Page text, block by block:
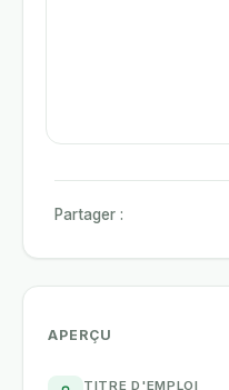
Partager :
APERÇU
TITRE D'EMPLOI